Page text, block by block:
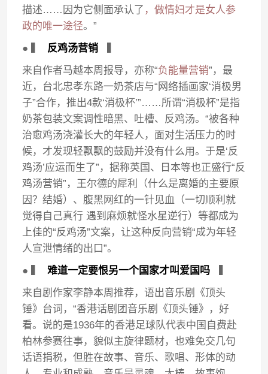
描述……因为它侧面承认了 ，做情妇才是女人参
政的唯一途径。”
● ▍ 反鸡汤营销
来自作者马越本周报导，亦称“负能量营销”，最
近，台北忠孝东路一奶茶店与“网络插画家‘消极男
子”合作，推出4款‘消极杯’”……所谓“消极杯”是指
奶茶包装文案调性暗黑、吐槽、反鸡汤。“被各种
治愈鸡汤浇灌长大的年轻人，面对生活压力的时
候，才发现轻飘飘的鼓励并没有什么用。于是‘反
鸡汤’应运而生了”，据称英国、日本等也正盛行“反
鸡汤营销”，王尔德的犀利（什么是离婚的主要原
因？结婚）、腹黑网红的一针见血（一切顺利就
觉得自己真行 遇到麻烦就怪水星逆行）等都成为
上佳的“反鸡汤”文案，让这种反向营销“成为年轻
人宣泄情绪的出口”。
● ▍难道一定要恨另一个国家才叫爱国吗
来自剧作家李静本周推荐，语出音乐剧《顶头
锤》台词，“香港话剧团音乐剧《顶头锤》，好
看。说的是1936年的香港足球队代表中国自费赴
柏林参赛往事，貌似主旋律题材，也难免交几句
话语捐税，但胜在故事、音乐、歌唱、形体的动